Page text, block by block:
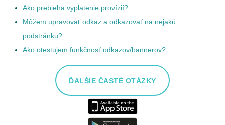
Ako prebieha vyplatenie provízií?
Môžem upravovať odkaz a odkazovať na nejakú
podstránku?
Ako otestujem funkčnosť odkazov/bannerov?
ĎALŠIE ČASTÉ OTÁZKY